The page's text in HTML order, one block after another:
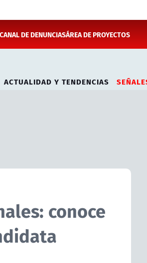
CANAL DE DENUNCIASÁREA DE PROYECTOS
ACTUALIDAD Y TENDENCIAS
conoce